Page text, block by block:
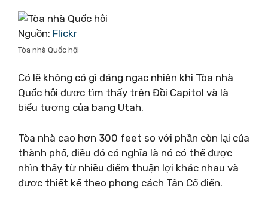
Nguồn: Flickr
Tòa nhà Quốc hội
Có lẽ không có gì đáng ngạc nhiên khi Tòa nhà
Quốc hội được tìm thấy trên Đồi Capitol và là
biểu tượng của bang Utah.
Tòa nhà cao hơn 300 feet so với phần còn lại của
thành phố, điều đó có nghĩa là nó có thể được
nhìn thấy từ nhiều điểm thuận lợi khác nhau và
được thiết kế theo phong cách Tân Cổ điển.